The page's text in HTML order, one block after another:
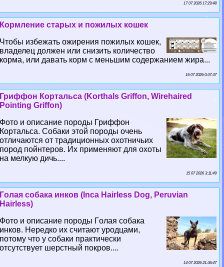
17 07 2026 17:29:48
Кормление старых и пожилых кошек
Чтобы избежать ожирения пожилых кошек,
владелец должен или снизить количество
корма, или давать корм с меньшим содержанием жира...
16 07 2026 0:37:37
Гриффон Кортальса (Korthals Griffon, Wirehaired
Pointing Griffon)
Фото и описание породы Гриффон
Кортальса. Собаки этой породы очень
отличаются от традиционных охотничьих
пород пойнтеров. Их применяют для охоты
на мелкую дичь....
15 07 2026 3:11:49
Гoлая собака инков (Inca Hairless Dog, Peruvian
Hairless)
Фото и описание породы Гoлая собака
инков. Нередко их считают уpoдцами,
потому что у собаки пpaктически
отсутствует шерстный покров....
14 07 2026 21:36:47